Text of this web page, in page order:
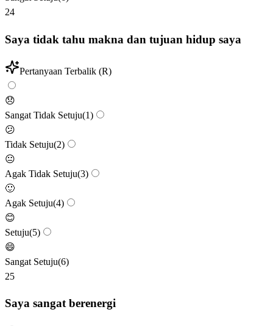
24
Saya tidak tahu makna dan tujuan hidup saya
Pertanyaan Terbalik (R)
😞
Sangat Tidak Setuju(1)
😕
Tidak Setuju(2)
😐
Agak Tidak Setuju(3)
🙂
Agak Setuju(4)
😊
Setuju(5)
😄
Sangat Setuju(6)
25
Saya sangat berenergi